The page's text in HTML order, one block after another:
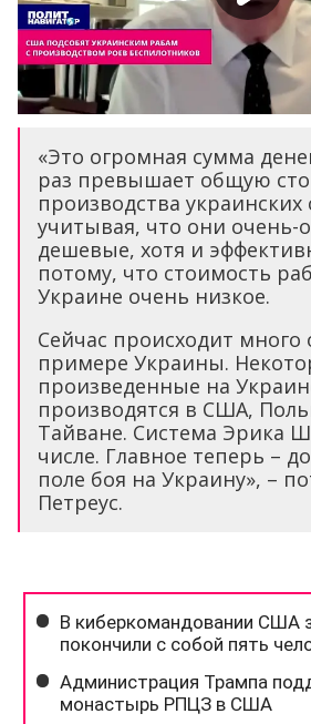
«Это огромная сумма
раз превышает общую
производства украинских
учитывая, что они очень-
дешевые, хотя и
потому, что стоимость
Украине очень низкое.
Сейчас происходит много
примере Украины.
произведенные на
производятся в США,
Тайване. Система Эрика
числе. Главное теперь –
поле боя на Украину», –
Петреус.